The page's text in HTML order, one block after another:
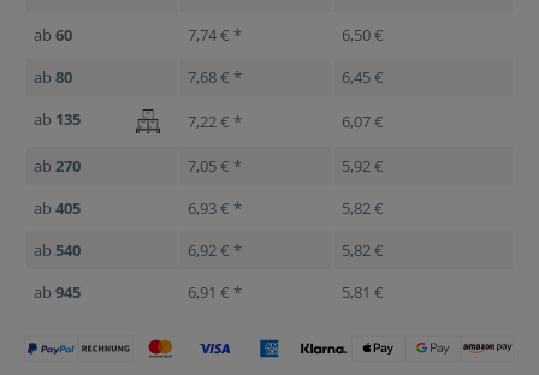
ab 60 7,74 € *
6,50 €
ab 80 7,68 € *
6,45 €
ab 135 7,22 € * 6,07 €
ab 270 7,05 € *
5,92 €
ab 405 6,93 € *
5,82 €
ab 540 6,92 € *
5,82 €
ab 945 6,91 € * 5,81 €